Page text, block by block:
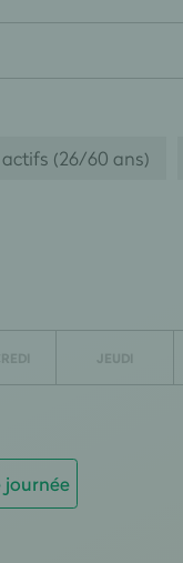
actifs (26/60 ans)
JEUDI
journée